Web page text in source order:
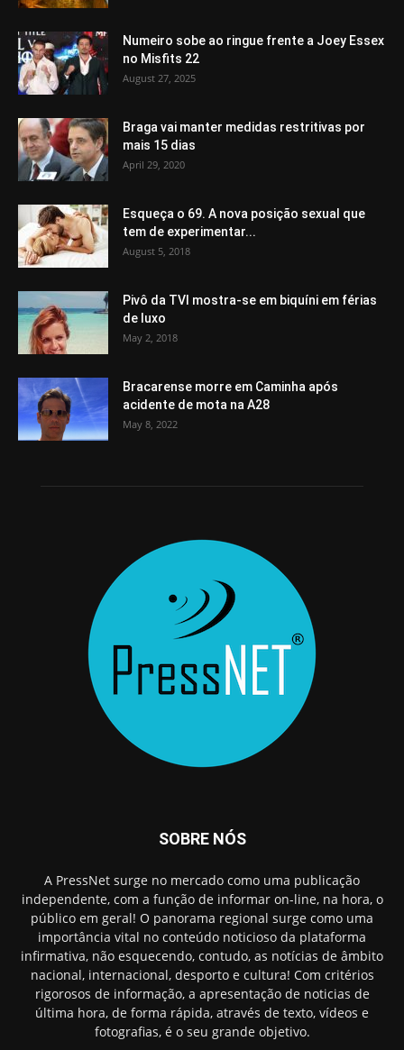
Numeiro sobe ao ringue frente a Joey Essex
no Misfits 22
August 27, 2025
Braga vai manter medidas restritivas por
mais 15 dias
April 29, 2020
Esqueça o 69. A nova posição sexual que
tem de experimentar...
August 5, 2018
Pivô da TVI mostra-se em biquíni em férias
de luxo
May 2, 2018
Bracarense morre em Caminha após
acidente de mota na A28
May 8, 2022
SOBRE NÓS
A PressNet surge no mercado como uma publicação
independente, com a função de informar on-line, na hora, o
público em geral! O panorama regional surge como uma
importância vital no conteúdo noticioso da plataforma
infirmativa, não esquecendo, contudo, as notícias de âmbito
nacional, internacional, desporto e cultura! Com critérios
rigorosos de informação, a apresentação de noticias de
última hora, de forma rápida, através de texto, vídeos e
fotografias, é o seu grande objetivo.